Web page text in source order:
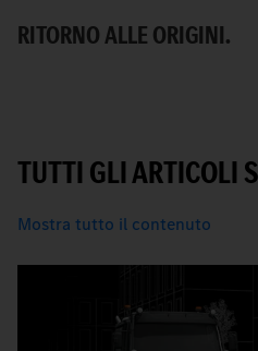
RITORNO ALLE ORIGINI.
TUTTI GLI ARTICOLI
Mostra tutto il contenuto